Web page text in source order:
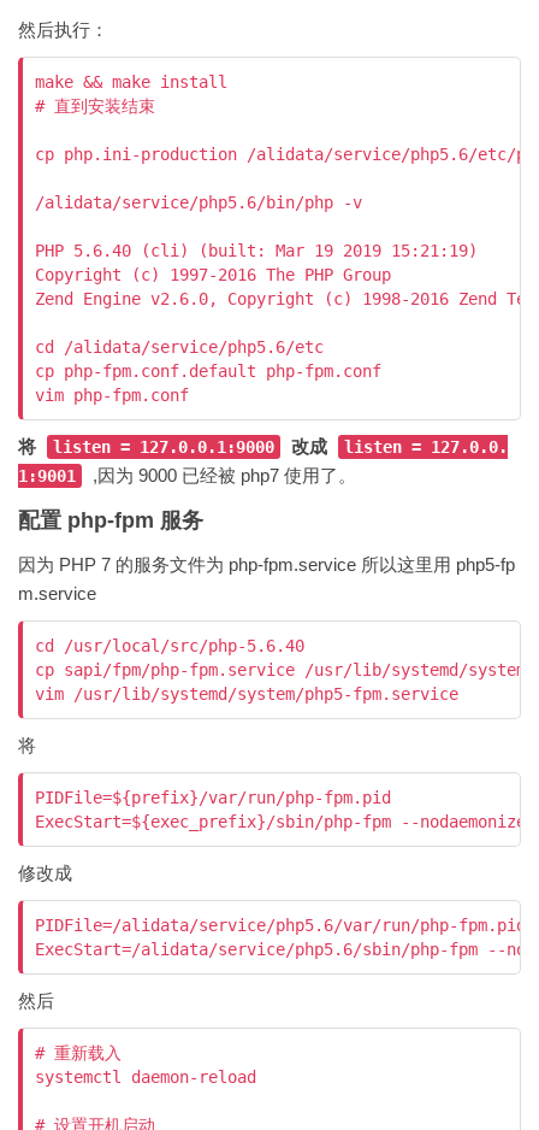
然后执行：
make && make install
# 直到安装结束
cp php.ini-production /alidata/service/php5.6/etc/
/alidata/service/php5.6/bin/php -v
PHP 5.6.40 (cli) (built: Mar 19 2019 15:21:19)
Copyright (c) 1997-2016 The PHP Group
Zend Engine v2.6.0, Copyright (c) 1998-2016 Zend
cd /alidata/service/php5.6/etc
cp php-fpm.conf.default php-fpm.conf
将 listen = 127.0.0.1:9000 改成
listen = 127.0.0.
1:9001
,因为 9000 已经被 php7 使用了。
配置 php-fpm 服务
因为 PHP 7 的服务文件为 php-fpm.service 所以这里用 php5-fp
m.service
cd /usr/local/src/php-5.6.40
cp sapi/fpm/php-fpm.service /usr/lib/systemd/system/
将
PIDFile=${prefix}/var/run/php-fpm.pid
修改成
PIDFile=/alidata/service/php5.6/var/run/php-fpm.pid
然后
# 重新载入
systemctl daemon-reload
# 设置开机启动